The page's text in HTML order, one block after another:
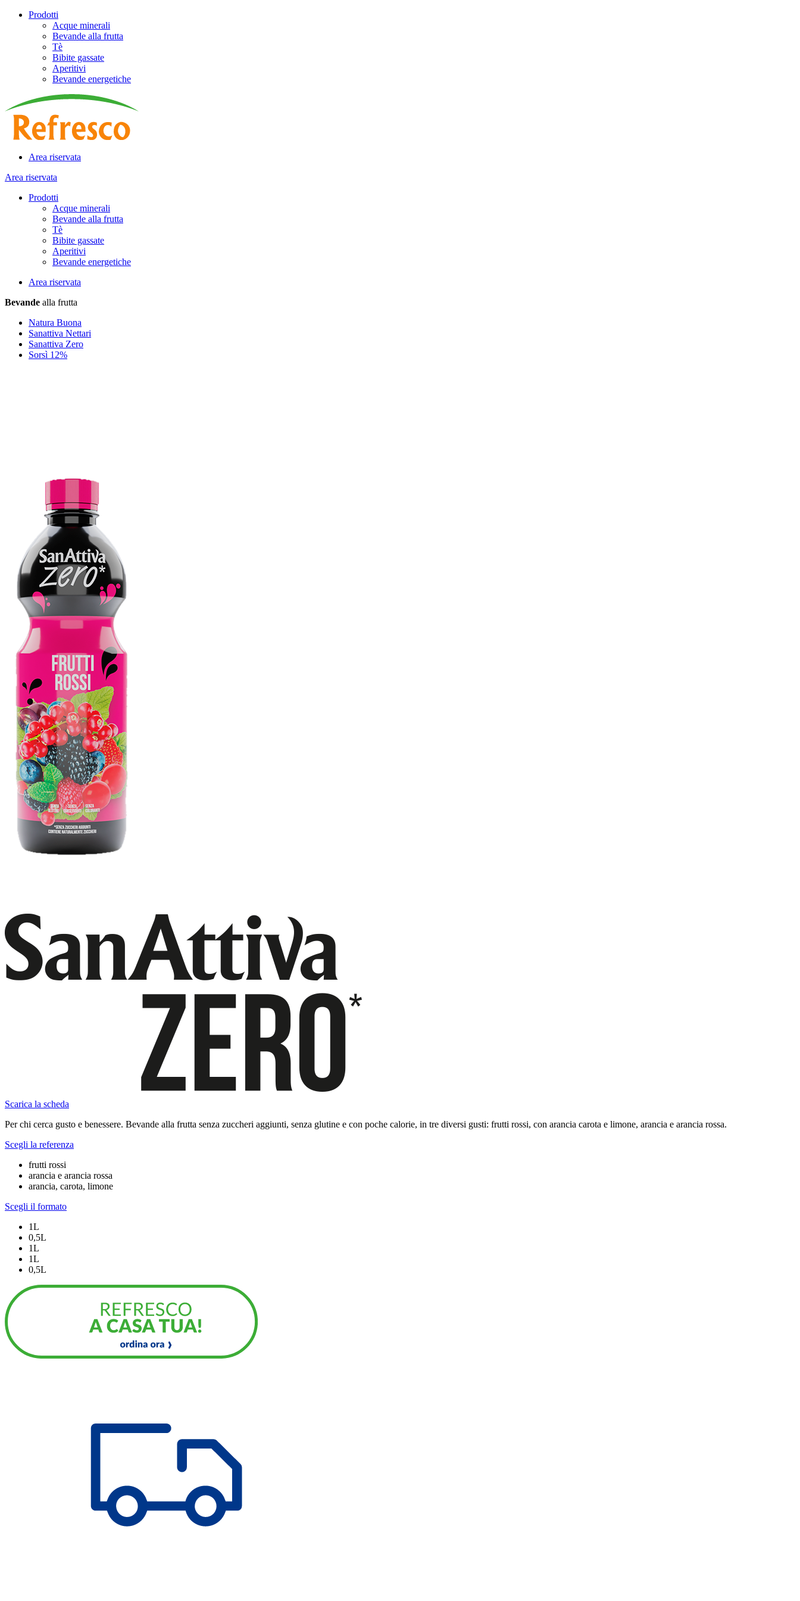
Prodotti
Acque minerali
Bevande alla frutta
Tè
Bibite gassate
Aperitivi
Bevande energetiche
Area riservata
Area riservata
Prodotti
Acque minerali
Bevande alla frutta
Tè
Bibite gassate
Aperitivi
Bevande energetiche
Area riservata
Bevande alla frutta
Natura Buona
Sanattiva Nettari
Sanattiva Zero
Sorsì 12%
Scarica la scheda
Per chi cerca gusto e benessere. Bevande alla frutta senza zuccheri aggiunti, senza glutine e con poche calorie, in tre diversi gusti: frutti rossi, con arancia carota e limone, arancia e arancia rossa.
Scegli la referenza
frutti rossi
arancia e arancia rossa
arancia, carota, limone
Scegli il formato
1L
0,5L
1L
1L
0,5L